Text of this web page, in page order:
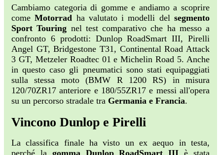
Cambiamo categoria di gomme e andiamo a scoprire
comeMotorrad ha valutato i modelli delsegmento
Sport Touring nel test comparativo che ha messo a
confronto 6 prodotti: Dunlop RoadSmart III, Pirelli
Angel GT, Bridgestone T31, Continental Road Attack
3 GT, Metzeler Roadtec 01 e Michelin Road 5. Anche
in questo caso gli pneumatici sono stati equipaggiati
sulla stessa moto (BMW R 1200 RS) in misura
120/70ZR17 anteriore e 180/55ZR17 e messi all'opera
su un percorso stradale tra Germania e Francia.
Vincono Dunlop e Pirelli
La classifica finale ha visto un ex aequo in testa,